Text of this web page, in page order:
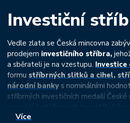
Investiční
Vedle zlata se Česká mincovna
prodejem investičního stříbra,
a sběrateli je na vzestupu. Investice
formu stříbrných slitků a cihel,
národní banky s nominálními
stříbrných investičních medailí České
zahraničních mincoven
Více